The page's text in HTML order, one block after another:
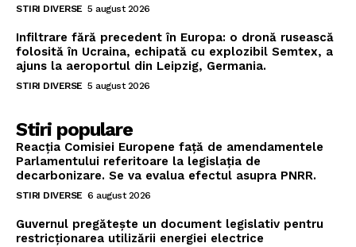
STIRI DIVERSE 5 august 2026
Infiltrare fără precedent în Europa: o dronă rusească
folosită în Ucraina, echipată cu explozibil Semtex, a
ajuns la aeroportul din Leipzig, Germania.
STIRI DIVERSE 5 august 2026
Stiri populare
Reacția Comisiei Europene față de amendamentele
Parlamentului referitoare la legislația de
decarbonizare. Se va evalua efectul asupra PNRR.
STIRI DIVERSE 6 august 2026
Guvernul pregătește un document legislativ pentru
restricționarea utilizării energiei electrice